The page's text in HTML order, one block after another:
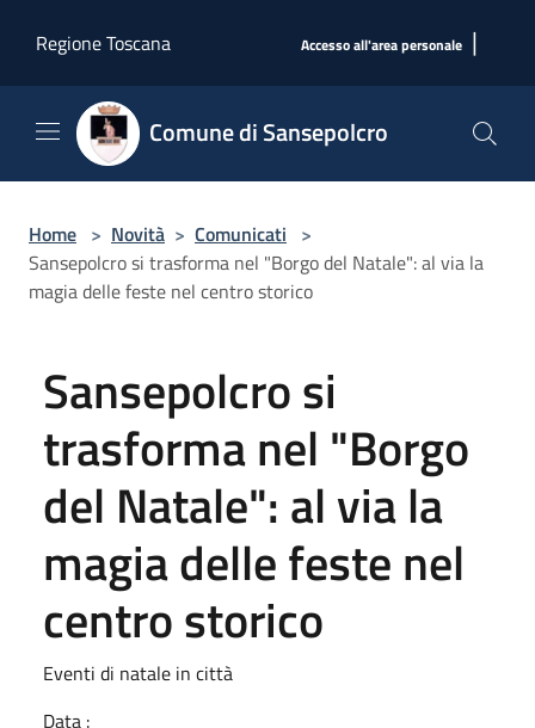
Regione Toscana
Accesso all'area personale |
Comune di Sansepolcro
Home > Novità > Comunicati >
Sansepolcro si trasforma nel "Borgo del Natale": al via la
magia delle feste nel centro storico
Sansepolcro si
trasforma nel "Borgo
del Natale": al via la
magia delle feste nel
centro storico
Eventi di natale in città
Data :